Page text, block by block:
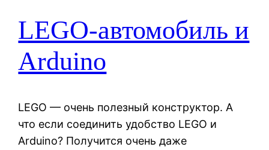
LEGO-автомобиль и
Arduino
LEGO — очень полезный конструктор. А
что если соединить удобство LEGO и
Arduino? Получится очень даже